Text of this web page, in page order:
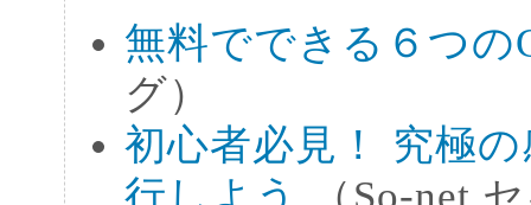
無料でできる６つの
グ）
初心者必見！ 究極
行しよう
（So-net